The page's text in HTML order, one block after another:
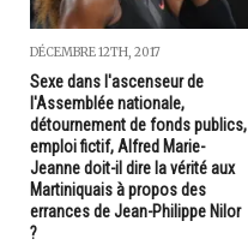
DÉCEMBRE 12TH, 2017
Sexe dans l'ascenseur de
l'Assemblée nationale,
détournement de fonds publics,
emploi fictif, Alfred Marie-
Jeanne doit-il dire la vérité aux
Martiniquais à propos des
errances de Jean-Philippe Nilor
?